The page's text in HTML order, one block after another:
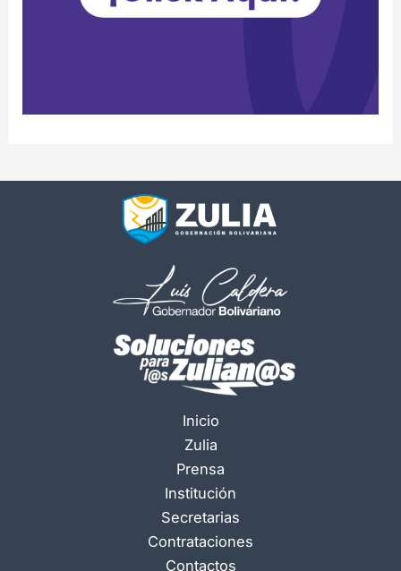
Inicio
Zulia
Prensa
Institución
Secretarias
Contrataciones
Contactos